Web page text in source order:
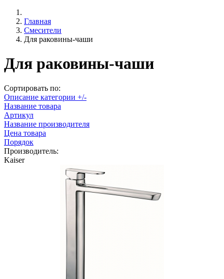
Главная
Смесители
Для раковины-чаши
Для раковины-чаши
Сортировать по:
Описание категории +/-
Название товара
Артикул
Название производителя
Цена товара
Порядок
Производитель:
Kaiser